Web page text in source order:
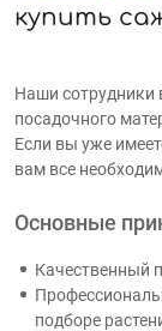
купить
Наши сотрудники
посадочного
Если вы уже
вам все
Основные
Качественный
подборе